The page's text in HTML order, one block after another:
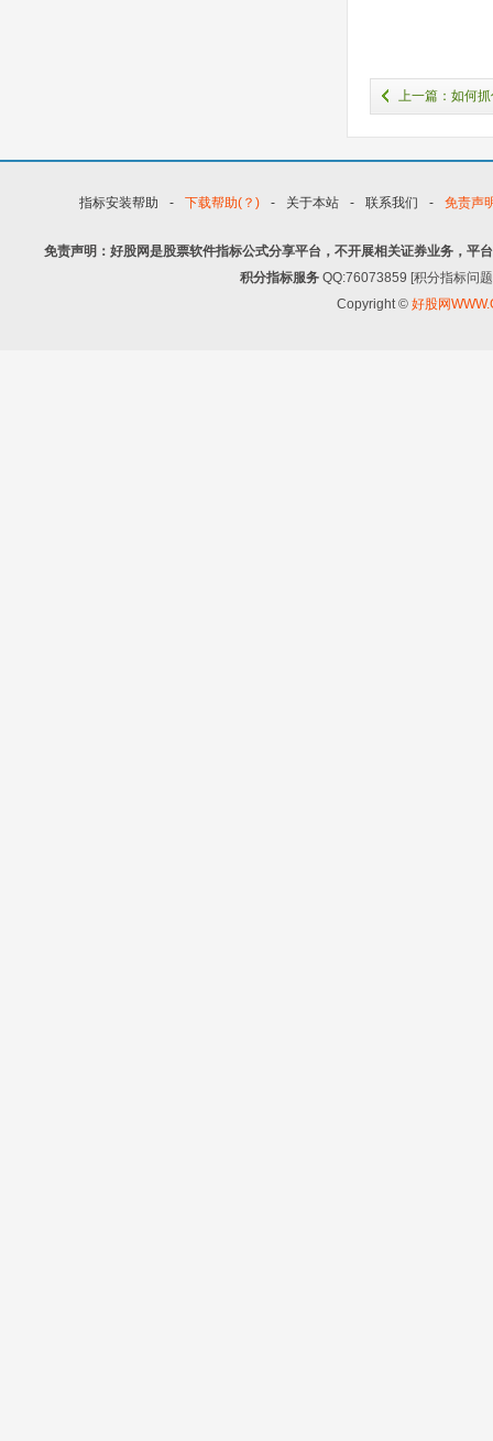
上一篇：如何
指标安装帮助 - 下载帮助(？) - 关于本站 - 联系我们 - 免责声
免责声明：好股网是股票软件指标公式分享平台，不开展相关证券业务，平
积分指标服务 QQ:76073859 [积分指标问
Copyright © 好股网